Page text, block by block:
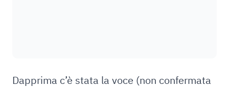
Dapprima c’è stata la voce (non confermata